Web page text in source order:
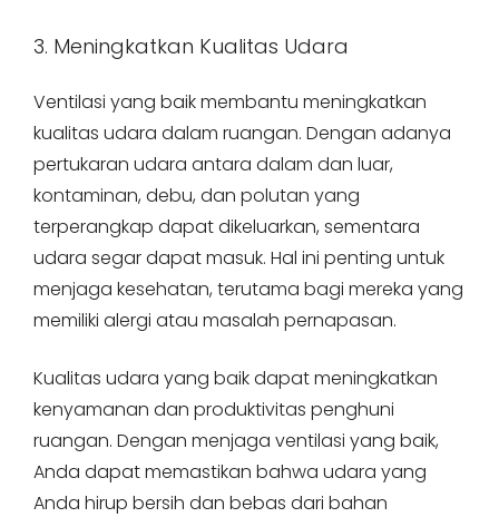
3. Meningkatkan Kualitas Udara
Ventilasi yang baik membantu meningkatkan
kualitas udara dalam ruangan. Dengan adanya
pertukaran udara antara dalam dan luar,
kontaminan, debu, dan polutan yang
terperangkap dapat dikeluarkan, sementara
udara segar dapat masuk. Hal ini penting untuk
menjaga kesehatan, terutama bagi mereka yang
memiliki alergi atau masalah pernapasan.
Kualitas udara yang baik dapat meningkatkan
kenyamanan dan produktivitas penghuni
ruangan. Dengan menjaga ventilasi yang baik,
Anda dapat memastikan bahwa udara yang
Anda hirup bersih dan bebas dari bahan